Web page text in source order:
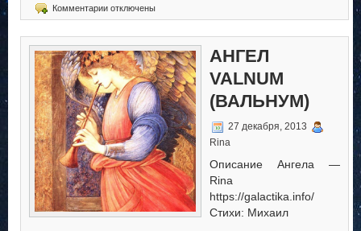
Комментариик
записи
Zaphkiel
(Зафкиэль)
отключены
АНГЕЛ
VALNUM
(ВАЛЬНУМ)
27 декабря, 2013
Rina
Описание Ангела —
Rina
https://galactika.info/
Стихи: Михаил